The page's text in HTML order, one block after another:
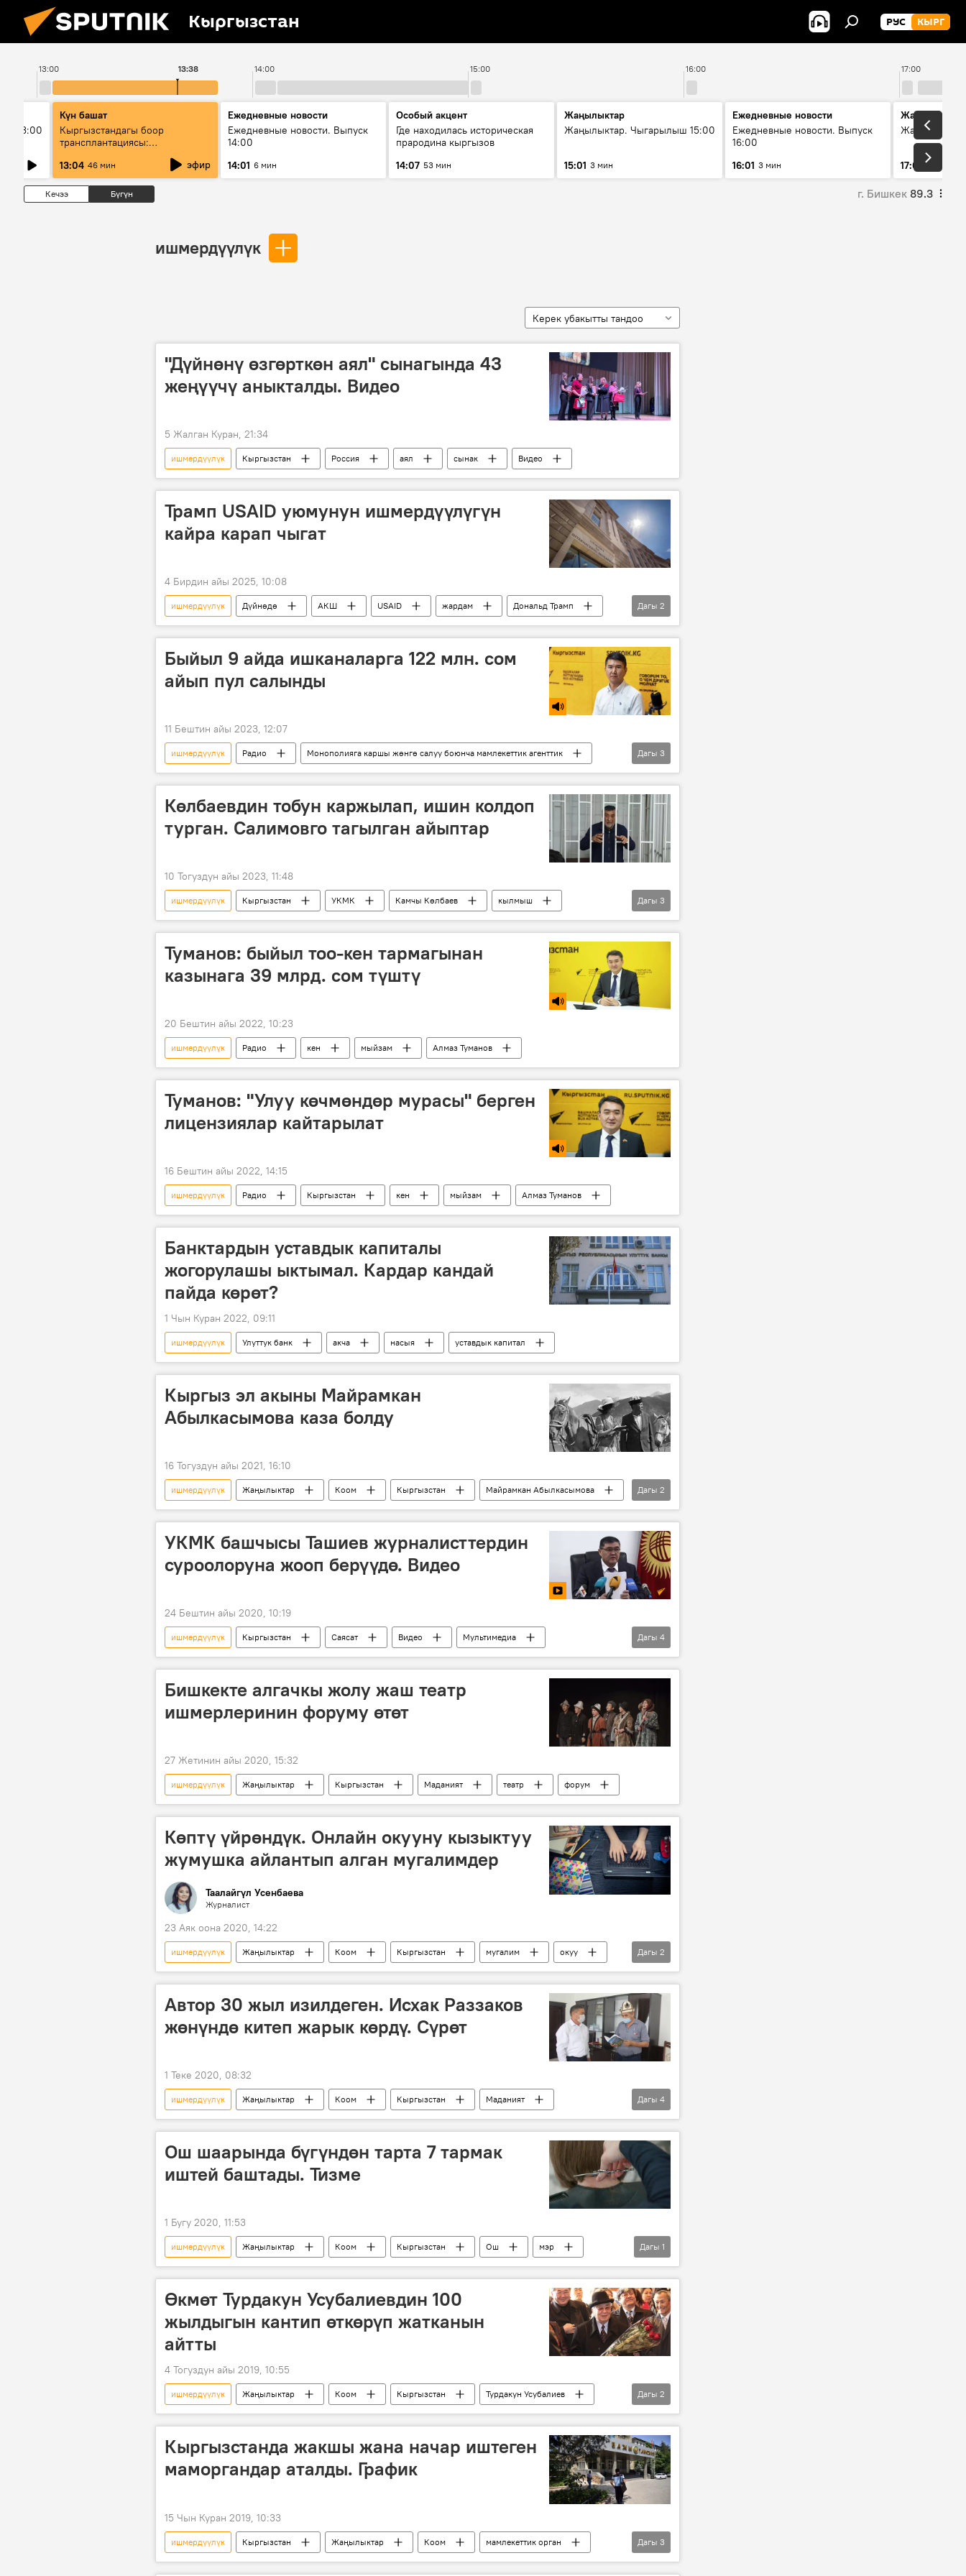
Кыргызстан РУС КЫРГ
13:00 14:00 15:00 16:00 17:00
13:38
13:00
Күн башат
Кыргызстандагы боор
трансплантациясы:
жетишкендиктер жана өнүгүү
келечеги
13:04 46 мин эфир
Ежедневные новости
Ежедневные новости. Выпуск
14:00
14:01 6 мин
Особый акцент
Где находилась историческая
прародина кыргызов
14:07 53 мин
Жаңылыктар
Жаңылыктар. Чыгарылыш 15:00
15:01 3 мин
Ежедневные новости
Ежедневные новости. Выпуск
16:00
16:01 3 мин
Жаңылыктар
17:01 3 мин
Кечээ Бүгүн г. Бишкек 89.3
ишмердүүлүк
Керек убакытты тандоо
"Дүйнөнү өзгөрткөн аял" сынагында 43
жеңүүчү аныкталды. Видео
5 Жалган Куран, 21:34
ишмердүүлүк Кыргызстан Россия аял сынак Видео
Трамп USAID уюмунун ишмердүүлүгүн
кайра карап чыгат
4 Бирдин айы 2025, 10:08
ишмердүүлүк Дүйнөдө АКШ USAID жардам
Дональд Трамп
Илон Маск
Марко Рубио
Дагы 2
Быйыл 9 айда ишканаларга 122 млн. сом
айып пул салынды
11 Бештин айы 2023, 12:07
ишмердүүлүк Радио
Монополияга каршы жөнгө салуу боюнча мамлекеттик агенттик
кызмат
отчет Санжарбек Кокошеров
Дагы 3
Көлбаевдин тобун каржылап, ишин колдоп
турган. Салимовго тагылган айыптар
10 Тогуздун айы 2023, 11:48
ишмердүүлүк Кыргызстан УКМК Камчы Көлбаев
кылмыш
каржылоо
түрмө Турсунтай Салимов
Дагы 3
Туманов: быйыл тоо-кен тармагынан
казынага 39 млрд. сом түштү
20 Бештин айы 2022, 10:23
ишмердүүлүк Радио кен мыйзам Алмаз Туманов
Туманов: "Улуу көчмөндөр мурасы" берген
лицензиялар кайтарылат
16 Бештин айы 2022, 14:15
ишмердүүлүк Радио Кыргызстан кен мыйзам Алмаз Туманов
Банктардын уставдык капиталы
жогорулашы ыктымал. Кардар кандай
пайда көрөт?
1 Чын Куран 2022, 09:11
ишмердүүлүк Улуттук банк акча насыя уставдык капитал
Кыргыз эл акыны Майрамкан
Абылкасымова каза болду
16 Тогуздун айы 2021, 16:10
ишмердүүлүк Жаңылыктар Коом Кыргызстан
Майрамкан Абылкасымова
өлүм
акын
Дагы 2
УКМК башчысы Ташиев журналисттердин
суроолоруна жооп берүүдө. Видео
24 Бештин айы 2020, 10:19
ишмердүүлүк Кыргызстан Саясат Видео
Мультимедиа
Камчыбек Ташиев
маалымат Маалымат жыйыны жыйынтык
Дагы 4
Бишкекте алгачкы жолу жаш театр
ишмерлеринин форуму өтөт
27 Жетинин айы 2020, 15:32
ишмердүүлүк Жаңылыктар Кыргызстан Маданият театр форум
Көптү үйрөндүк. Онлайн окууну кызыктуу
жумушка айлантып алган мугалимдер
Таалайгүл Усенбаева
Журналист
23 Аяк оона 2020, 14:22
ишмердүүлүк Жаңылыктар Коом Кыргызстан мугалим
окуу
дистанттык иштөө
мектеп
Дагы 2
Автор 30 жыл изилдеген. Исхак Раззаков
жөнүндө китеп жарык көрдү. Сүрөт
1 Теке 2020, 08:32
ишмердүүлүк Жаңылыктар Коом Кыргызстан
Маданият
Баткен облусу
Исхак Раззаков китеп инсандар
Дагы 4
Ош шаарында бүгүндөн тарта 7 тармак
иштей баштады. Тизме
1 Бугу 2020, 11:53
ишмердүүлүк Жаңылыктар Коом Кыргызстан Ош
мэр
тармак
Дагы 1
Өкмөт Турдакун Усубалиевдин 100
жылдыгын кантип өткөрүп жатканын
айтты
4 Тогуздун айы 2019, 10:55
ишмердүүлүк Жаңылыктар Коом Кыргызстан
Турдакун Усубалиев
маараке
жыйын
Дагы 2
Кыргызстанда жакшы жана начар иштеген
маморгандар аталды. График
15 Чын Куран 2019, 10:33
ишмердүүлүк Кыргызстан Жаңылыктар Коом
мамлекеттик орган
статистика
индекс баа
Дагы 3